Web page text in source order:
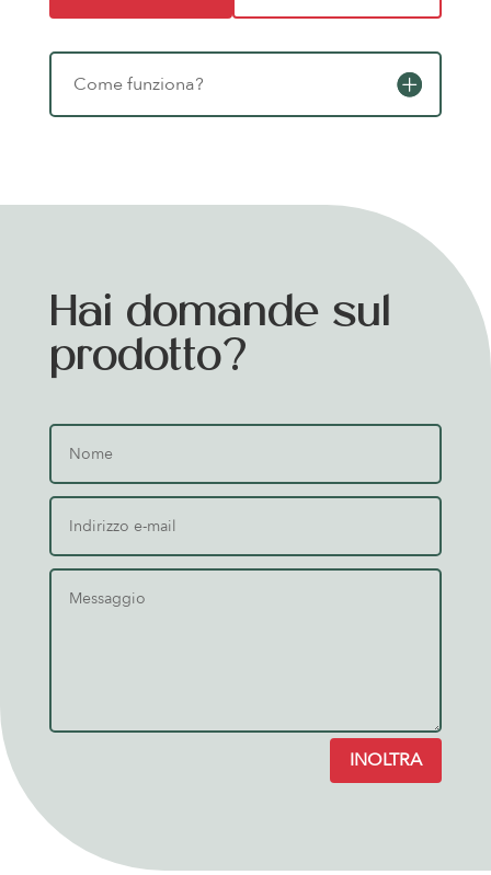
Come funziona?
Hai domande sul
prodotto?
INOLTRA